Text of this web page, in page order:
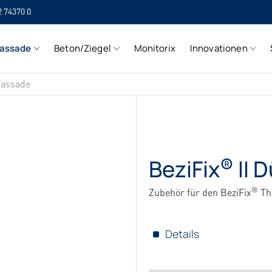
74370 0
Beton/Ziegel Monitorix Innovationen
BeziFix® II
Zubehör für den BeziFix®
Details